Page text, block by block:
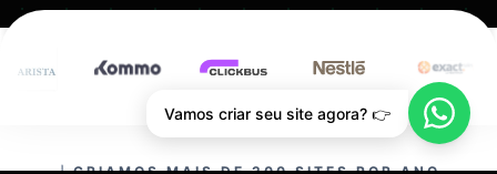
Vamos criar seu site agora? 👉